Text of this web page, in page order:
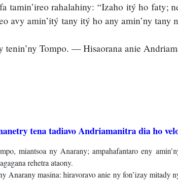
tamin’ireo rahalahiny: “Izaho itý ho faty;
avy amin’itý tany itý ho any amin’ny
Tompo. — Hisaorana anie
tena tadiavo Andriamanitra dia ho
miantsoa ny Anarany; ampahafantaro eny
rehetra ataony.
Anarany masina: hiravoravo anie ny fon’izay